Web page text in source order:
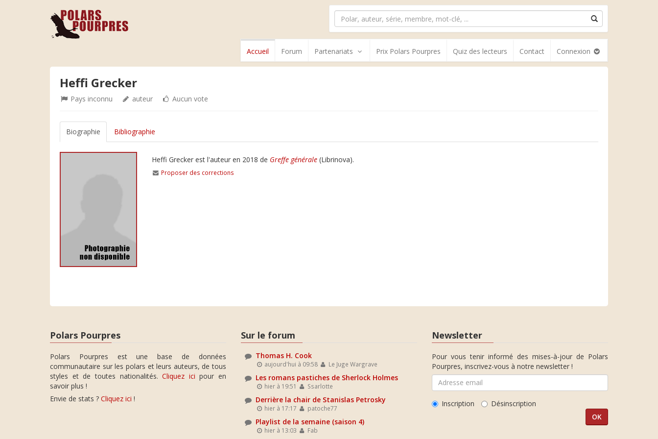
Accueil Forum Partenariats Prix Polars Pourpres Quiz des lecteurs Contact Connexion
Heffi Grecker
Pays inconnu auteur Aucun vote
Biographie Bibliographie
Heffi Grecker est l'auteur en 2018 de Greffe générale (Librinova).
Proposer des corrections
Polars Pourpres
Polars Pourpres est une base de données
communautaire sur les polars et leurs auteurs, de tous
styles et de toutes nationalités.Cliquez ici pour en
savoir plus !
Envie de stats ? Cliquez ici !
Sur le forum
Thomas H. Cook
aujourd'hui à 09:58 Le Juge Wargrave
Les romans pastiches de Sherlock Holmes
hier à 19:51 Ssarlotte
Derrière la chair de Stanislas Petrosky
hier à 17:17 patoche77
Playlist de la semaine (saison 4)
hier à 13:03 Fab
Newsletter
Pour vous tenir informé des mises-à-jour de Polars
Pourpres, inscrivez-vous à notre newsletter !
Inscription Désinscription